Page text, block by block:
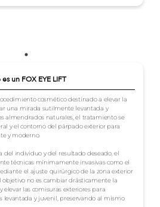
un FOX EYE LIFT
cosmético destinado a elevar la
una mirada sutilmente levantada y
almendrados naturales, el tratamiento se
y el contorno del párpado exterior para
y moderno.
del individuo y del resultado deseado, el
técnicas mínimamente invasivas como el
el ajuste quirúrgico de la zona exterior
objetivo no es cambiar drásticamente la
elevar las comisuras exteriores para
levantada y juvenil, preservando al mismo